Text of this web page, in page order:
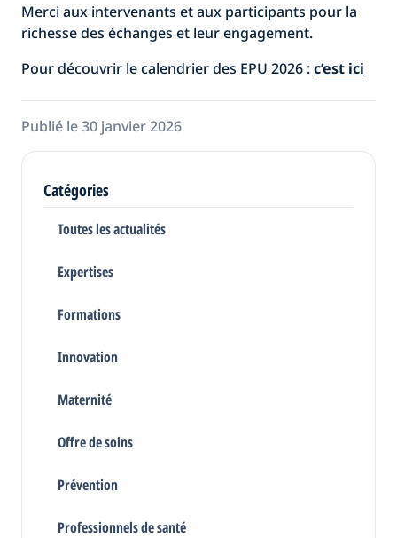
Merci aux intervenants et aux participants pour la
richesse des échanges et leur engagement.
Pour découvrir le calendrier des EPU 2026 :c’est ici
Publié le 30 janvier 2026
Catégories
Toutes les actualités
Expertises
Formations
Innovation
Maternité
Offre de soins
Prévention
Professionnels de santé